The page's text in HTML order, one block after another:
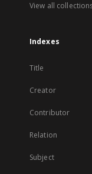
View all
Indexes
Title
Creator
Contributor
Relation
Subject